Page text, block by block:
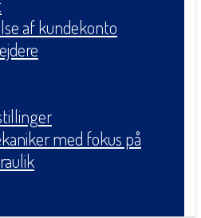
af kundekonto
med fokus på